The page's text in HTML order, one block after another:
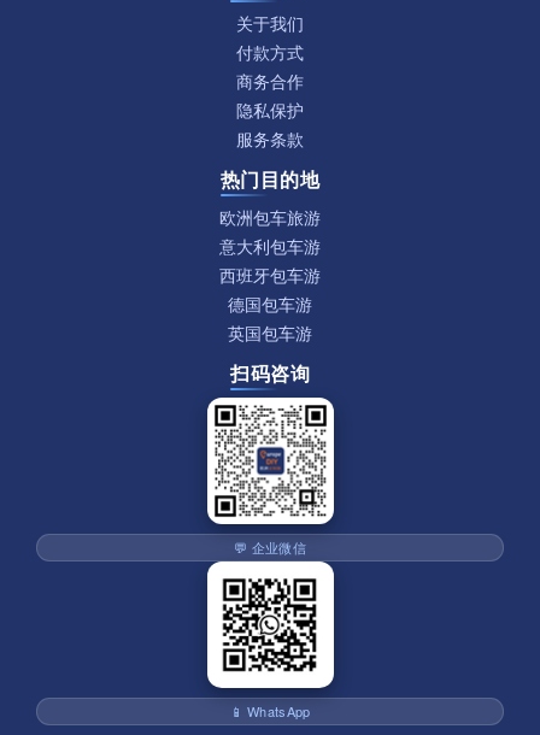
关于我们
付款方式
商务合作
隐私保护
服务条款
热门目的地
欧洲包车旅游
意大利包车游
西班牙包车游
德国包车游
英国包车游
扫码咨询
💬 企业微信
📱 WhatsApp